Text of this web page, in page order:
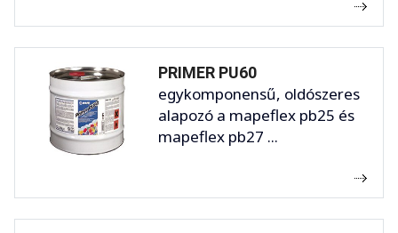
PRIMER PU60
egykomponensű, oldószeres
alapozó a mapeflex pb25 és
mapeflex pb27 ...